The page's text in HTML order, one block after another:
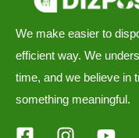
We make easier to
efficient way. We
time, and we believe in
something meaningful.